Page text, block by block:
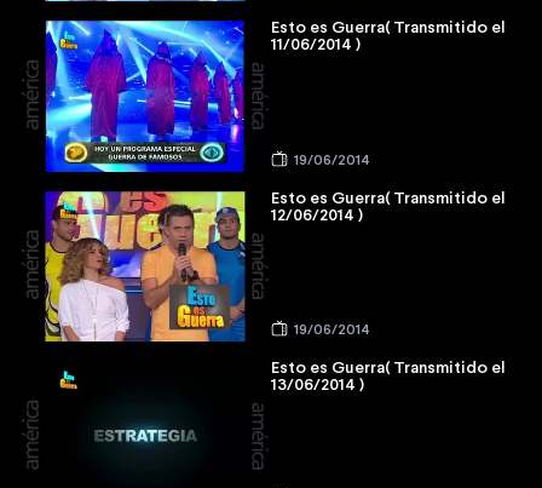
Esto es Guerra( Transmitido el
11/06/2014 )
19/06/2014
Esto es Guerra( Transmitido el
12/06/2014 )
19/06/2014
Esto es Guerra( Transmitido el
13/06/2014 )